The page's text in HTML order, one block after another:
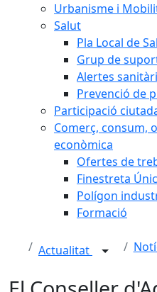
Urbanisme i
Salut
Pla Local de
Grup de
Alertes
Prevenció de
Participació
Comerç, consum,
econòmica
Ofertes de
Finestreta
Polígon
Formació
Actualitat